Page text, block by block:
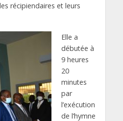
récipiendaires et leurs
Elle a
débutée à
9 heures
20
minutes
par
l’exécution
de l’hymne